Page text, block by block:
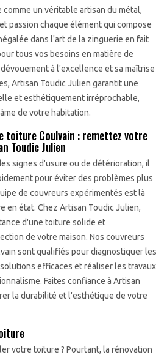
un véritable artisan du métal,
passion chaque élément qui compose
dans l'art de la zinguerie en fait
tous vos besoins en matière de
à l'excellence et sa maîtrise
Artisan Toudic Julien garantit une
et esthétiquement irréprochable,
de votre habitation.
toiture Coulvain : remettez votre
Toudic Julien
signes d'usure ou de détérioration, il
pour éviter des problèmes plus
de couvreurs expérimentés est là
en état. Chez Artisan Toudic Julien,
d'une toiture solide et
de votre maison. Nos couvreurs
sont qualifiés pour diagnostiquer les
efficaces et réaliser les travaux
Faites confiance à Artisan
la durabilité et l'esthétique de votre
votre toiture ? Pourtant, la rénovation